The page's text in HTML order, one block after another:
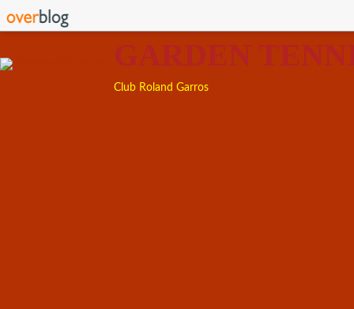
GARDEN
Club Roland Garros